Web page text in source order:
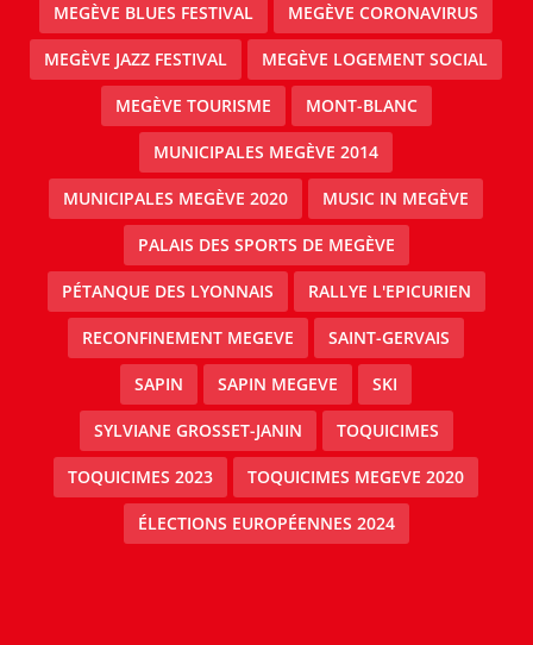
MEGÈVE BLUES FESTIVAL MEGÈVE CORONAVIRUS
MEGÈVE JAZZ FESTIVAL MEGÈVE LOGEMENT SOCIAL
MEGÈVE TOURISME MONT-BLANC
MUNICIPALES MEGÈVE 2014
MUNICIPALES MEGÈVE 2020 MUSIC IN MEGÈVE
PALAIS DES SPORTS DE MEGÈVE
PÉTANQUE DES LYONNAIS RALLYE L'EPICURIEN
RECONFINEMENT MEGEVE SAINT-GERVAIS
SAPIN SAPIN MEGEVE SKI
SYLVIANE GROSSET-JANIN TOQUICIMES
TOQUICIMES 2023 TOQUICIMES MEGEVE 2020
ÉLECTIONS EUROPÉENNES 2024